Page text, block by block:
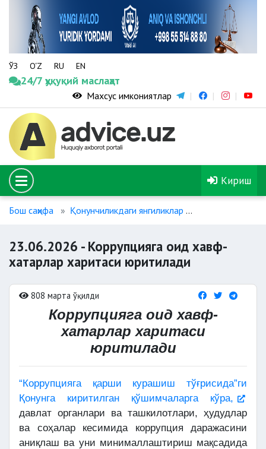
ЎЗ O‘Z RU EN
24/7 ҳуқуқий маслаҳат
Махсус имкониятлар
Кириш
Бош саҳифа Қонунчиликдаги янгиликлар
23.06.2026 - Коррупцияга оид хавф-
хатарлар харитаси юритилади
808 марта ўқилди
Коррупцияга оид хавф-
хатарлар харитаси
юритилади
“Коррупцияга қарши курашиш тўғрисида”ги
Қонунга киритилган қўшимчаларга кўра,
давлат органлари ва ташкилотлари, ҳудудлар
ва соҳалар кесимида коррупция даражасини
аниқлаш ва уни минималлаштириш мақсадида